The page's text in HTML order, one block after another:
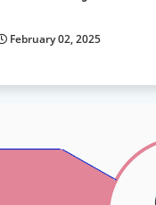
February 02, 2025